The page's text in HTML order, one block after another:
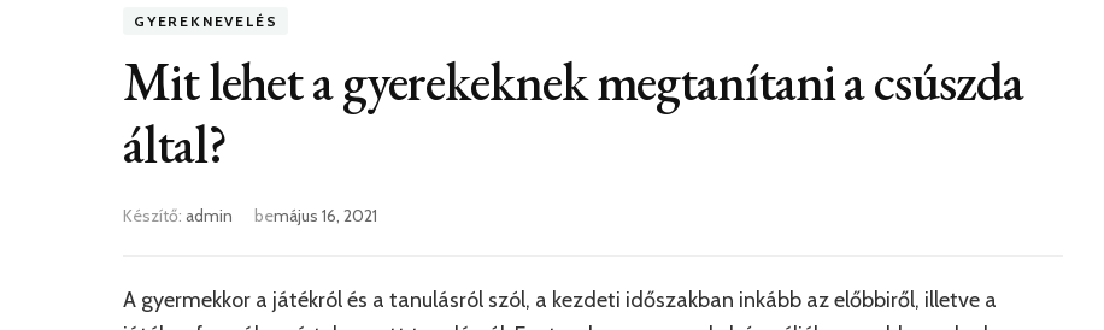
GYEREKNEVELÉS
Mit lehet a gyerekeknek megtanítani a csúszda
által?
Készítő: admin bemájus 16, 2021
A gyermekkor a játékról és a tanulásról szól, a kezdeti időszakban inkább az előbbiről, illetve a